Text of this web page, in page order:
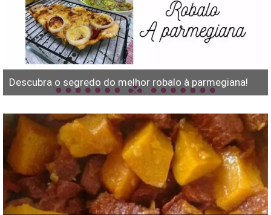
Descubra o segredo do melhor robalo à parmegiana!